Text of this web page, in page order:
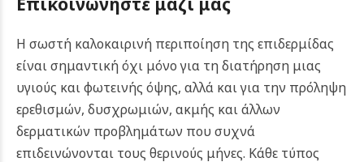
Η σωστή καλοκαιρινή περιποίηση της επιδερμίδας
είναι σημαντική όχι μόνο για τη διατήρηση μιας
υγιούς και φωτεινής όψης, αλλά και για την πρόληψη
ερεθισμών, δυσχρωμιών, ακμής και άλλων
δερματικών προβλημάτων που συχνά
επιδεινώνονται τους θερινούς μήνες. Κάθε τύπος